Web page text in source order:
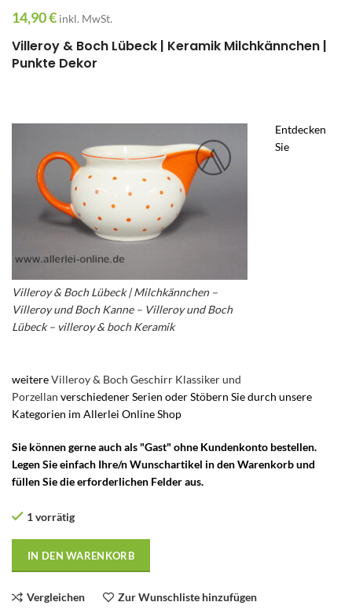
14,90€ inkl. MwSt.
Villeroy & Boch Lübeck | Keramik Milchkännchen |
Punkte Dekor
Villeroy & Boch Lübeck | Milchkännchen –
Villeroy und Boch Kanne – Villeroy und Boch
Lübeck – villeroy & boch Keramik
Entdecken
Sie
weitereVilleroy & Boch Geschirr Klassiker und
Porzellan verschiedener Serien oder Stöbern Sie durch unsere
Kategorien im Allerlei Online Shop
Sie können gerne auch als "Gast" ohne Kundenkonto bestellen.
Legen Sie einfach Ihre/n Wunschartikel in den Warenkorb und
füllen Sie die erforderlichen Felder aus.
1 vorrätig
IN DEN WARENKORB
Vergleichen Zur Wunschliste hinzufügen